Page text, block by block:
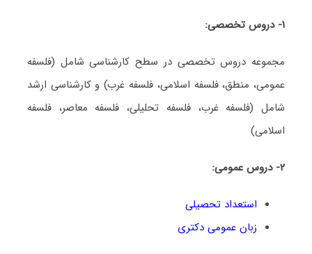
۱- دروس تخصصی:
مجموعه دروس تخصصی در سطح کارشناسی شامل (فلسفه
عمومی، منطق، فلسفه اسلامی، فلسفه غرب) و کارشناسی ارشد
شامل (فلسفه غرب، فلسفه تحلیلی، فلسفه معاصر، فلسفه
اسلامی)
۲- دروس عمومی:
استعداد تحصیلی
زبان عمومی دکتری